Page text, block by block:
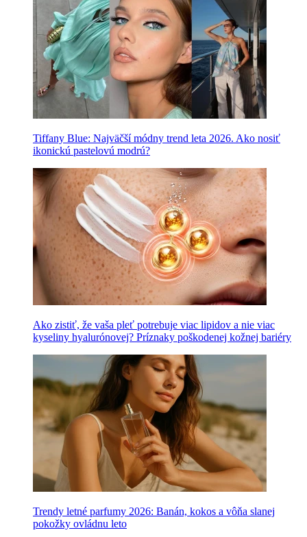
Tiffany Blue: Najväčší módny trend leta 2026. Ako nosiť
ikonickú pastelovú modrú?
Ako zistiť, že vaša pleť potrebuje viac lipidov a nie viac
kyseliny hyalurónovej? Príznaky poškodenej kožnej bariéry
Trendy letné parfumy 2026: Banán, kokos a vôňa slanej
pokožky ovládnu leto